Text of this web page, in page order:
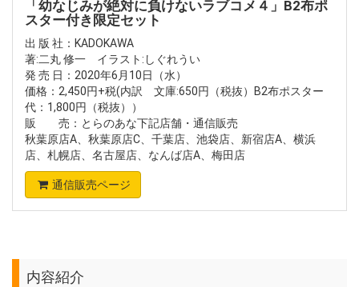
「幼なじみが絶対に負けないラブコメ４」B2布ポ
スター付き限定セット
出 版 社：KADOKAWA
著:二丸 修一 イラスト:しぐれうい
発 売 日：2020年6月10日（水）
価格：2,450円+税(内訳 文庫:650円（税抜）B2布ポスター
代：1,800円（税抜））
販 売：とらのあな下記店舗・通信販売
秋葉原店A、秋葉原店C、千葉店、池袋店、新宿店A、横浜
店、札幌店、名古屋店、なんば店A、梅田店
通信販売ページ
内容紹介